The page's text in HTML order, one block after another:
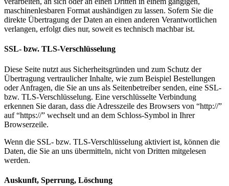
maschinenlesbaren Format aushändigen zu lassen. Sofern Sie die
direkte Übertragung der Daten an einen anderen Verantwortlichen
verlangen, erfolgt dies nur, soweit es technisch machbar ist.
SSL- bzw. TLS-Verschlüsselung
Diese Seite nutzt aus Sicherheitsgründen und zum Schutz der
Übertragung vertraulicher Inhalte, wie zum Beispiel Bestellungen
oder Anfragen, die Sie an uns als Seitenbetreiber senden, eine SSL-
bzw. TLS-Verschlüsselung. Eine verschlüsselte Verbindung
erkennen Sie daran, dass die Adresszeile des Browsers von “http://”
auf “https://” wechselt und an dem Schloss-Symbol in Ihrer
Browserzeile.
Wenn die SSL- bzw. TLS-Verschlüsselung aktiviert ist, können die
Daten, die Sie an uns übermitteln, nicht von Dritten mitgelesen
werden.
Auskunft, Sperrung, Löschung